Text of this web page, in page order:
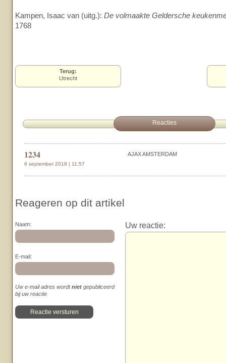
Kampen, Isaac van (uitg.): De volmaakte Geldersche
1768
Terug:
Utrecht
Reacties
1234
6 september 2018 | 11:57
AJAX AMSTERDAM
Reageren op dit artikel
Naam:
E-mail:
Uw e-mail adres wordtniet gepubliceerd
bij uw reactie
Uw reactie: